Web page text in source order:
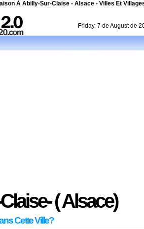
À Abilly-Sur-Claise - Alsace - Villes Et
Friday, 7 de August de
( Alsace)
Cette Ville?